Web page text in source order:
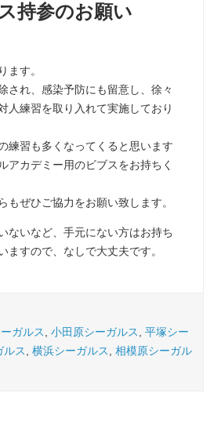
持参のお願い
ます。
され、感染予防にも留意し、徐々
人練習を取り入れて実施しており
練習も多くなってくると思います
アカデミー用のビブスをお持ちく
もぜひご協力をお願い致します。
ないなど、手元にない方はお持ち
ますので、なしで大丈夫です。
ガルス 小田原シーガルス
平塚シー
ルス 横浜シーガルス
相模原シーガル